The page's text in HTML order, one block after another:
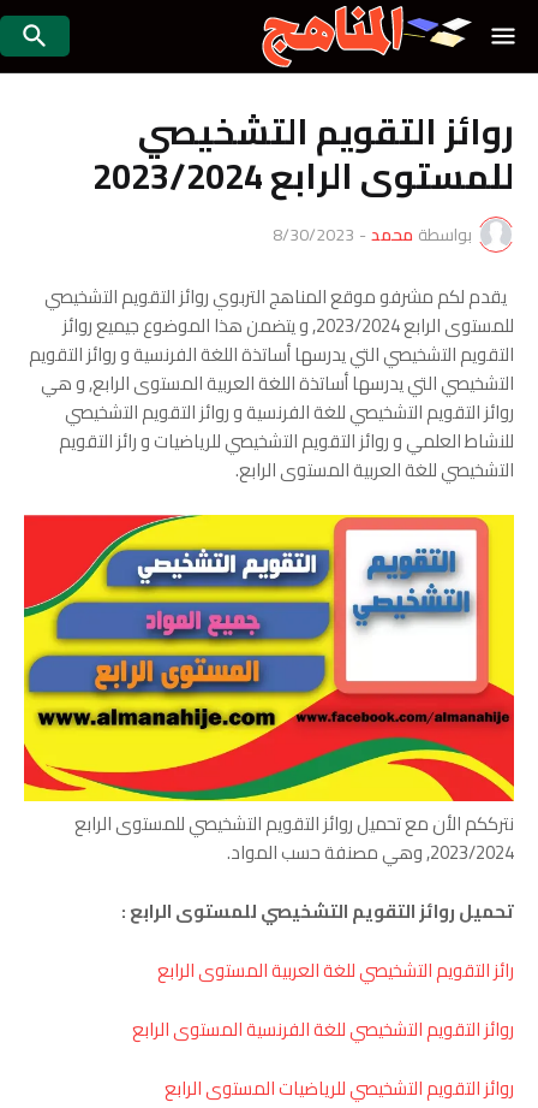
روائز التقويم التشخيصي
للمستوى الرابع 2023/2024
بواسطة محمد-
8/30/2023
يقدم لكم مشرفو موقع المناهج التربوي روائز التقويم التشخيصي
للمستوى الرابع 2023/2024, و يتضمن هذا الموضوع جيميع روائز
التقويم التشخيصي التي يدرسها أساتذة اللغة الفرنسية و روائز التقويم
التشخيصي التي يدرسها أساتذة اللغة العربية المستوى الرابع, و هي
روائز التقويم التشخيصي للغة الفرنسية و روائز التقويم التشخيصي
للنشاط العلمي و روائز التقويم التشخيصي للرياضيات و رائز التقويم
التشخيصي للغة العربية المستوى الرابع.
نترككم الأن مع تحميل روائز التقويم التشخيصي للمستوى الرابع
2023/2024, وهي مصنفة حسب المواد.
تحميل روائز التقويم التشخيصي للمستوى الرابع :
رائز التقويم التشخيصي للغة العربية المستوى الرابع
روائز التقويم التشخيصي للغة الفرنسية المستوى الرابع
روائز التقويم التشخيصي للرياضيات المستوى الرابع